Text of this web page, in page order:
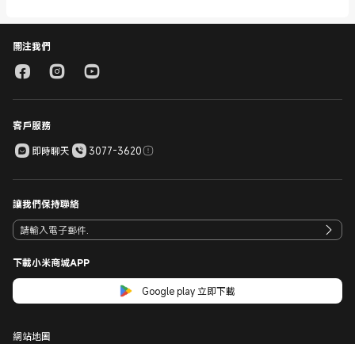
關注我們
客戶服務
即時聊天
3077-3620
讓我們保持聯絡
下載小米商城APP
Google play 立即下載
網站地圖